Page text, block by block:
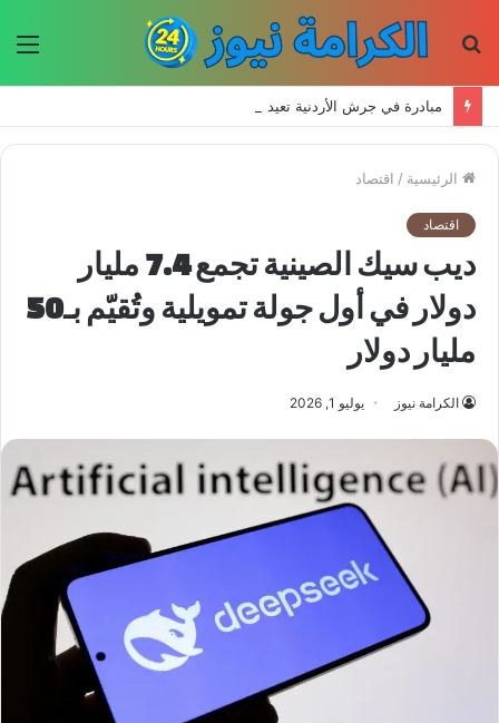
الرئيسية / اقتصاد
اقتصاد
ديب سيك الصينية تجمع 7.4 مليار
دولار في أول جولة تمويلية وتُقيّم بـ50
مليار دولار
الكرامة نيوز يوليو 1, 2026